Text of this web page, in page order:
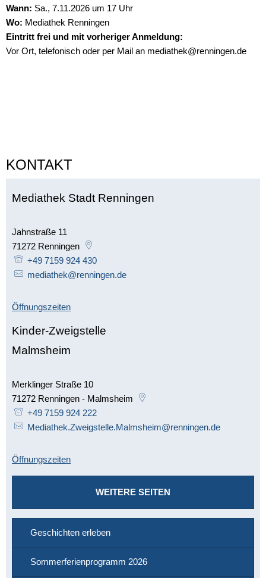
Wann: Sa., 7.11.2026 um 17 Uhr
Wo: Mediathek Renningen
Eintritt frei und mit vorheriger Anmeldung:
Vor Ort, telefonisch oder per Mail an mediathek@renningen.de
KONTAKT
Mediathek Stadt Renningen
Jahnstraße 11
71272 Renningen
+49 7159 924 430
mediathek@renningen.de
Öffnungszeiten
Kinder-Zweigstelle
Malmsheim
Merklinger Straße 10
71272 Renningen - Malmsheim
+49 7159 924 222
Mediathek.Zweigstelle.Malmsheim@renningen.de
Öffnungszeiten
WEITERE SEITEN
Geschichten erleben
Sommerferienprogramm 2026